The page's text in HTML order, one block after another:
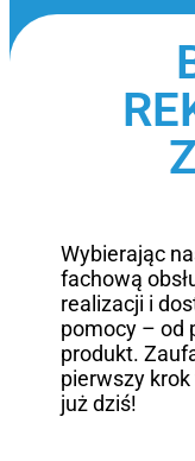
Wybierając
fachową
realizacji i
pomocy – od
produkt.
pierwszy
już dziś!